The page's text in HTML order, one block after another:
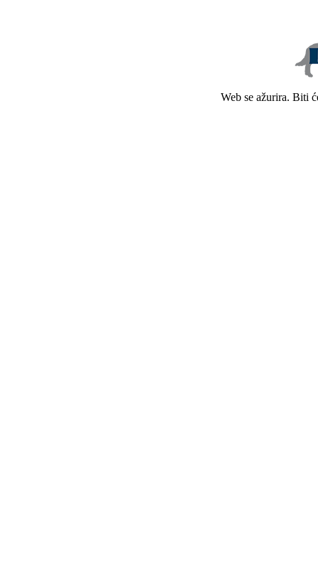
Web se ažurira. Biti